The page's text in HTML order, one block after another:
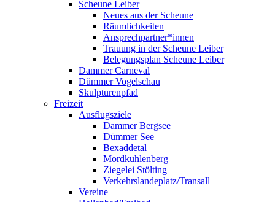
Scheune Leiber
Neues aus der Scheune
Räumlichkeiten
Ansprechpartner*innen
Trauung in der Scheune Leiber
Belegungsplan Scheune Leiber
Dammer Carneval
Dümmer Vogelschau
Skulpturenpfad
Freizeit
Ausflugsziele
Dammer Bergsee
Dümmer See
Bexaddetal
Mordkuhlenberg
Ziegelei Stölting
Verkehrslandeplatz/Transall
Vereine